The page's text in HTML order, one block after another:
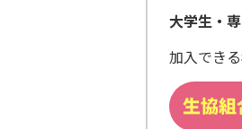
大学生・
加入でき